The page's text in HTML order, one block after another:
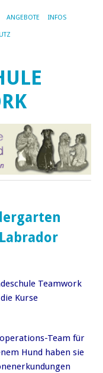
ANGEBOTE INFOS
Teamwork
Kurse
Team für
Hund haben sie